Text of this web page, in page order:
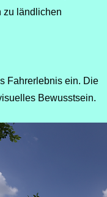
zu ländlichen
Fahrerlebnis ein. Die
Bewusstsein.